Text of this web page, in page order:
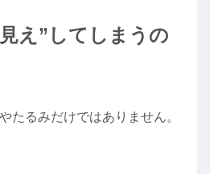
え”してしまうの
たるみだけではありません。